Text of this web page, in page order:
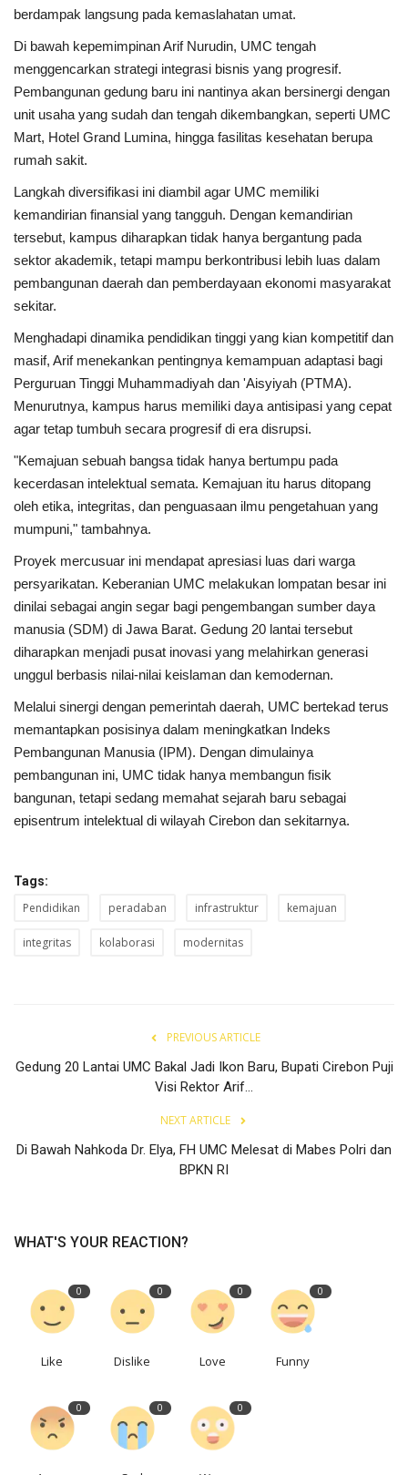
berdampak langsung pada kemaslahatan umat.
Di bawah kepemimpinan Arif Nurudin, UMC tengah
menggencarkan strategi integrasi bisnis yang progresif.
Pembangunan gedung baru ini nantinya akan bersinergi dengan
unit usaha yang sudah dan tengah dikembangkan, seperti UMC
Mart, Hotel Grand Lumina, hingga fasilitas kesehatan berupa
rumah sakit.
Langkah diversifikasi ini diambil agar UMC memiliki
kemandirian finansial yang tangguh. Dengan kemandirian
tersebut, kampus diharapkan tidak hanya bergantung pada
sektor akademik, tetapi mampu berkontribusi lebih luas dalam
pembangunan daerah dan pemberdayaan ekonomi masyarakat
sekitar.
Menghadapi dinamika pendidikan tinggi yang kian kompetitif dan
masif, Arif menekankan pentingnya kemampuan adaptasi bagi
Perguruan Tinggi Muhammadiyah dan 'Aisyiyah (PTMA).
Menurutnya, kampus harus memiliki daya antisipasi yang cepat
agar tetap tumbuh secara progresif di era disrupsi.
"Kemajuan sebuah bangsa tidak hanya bertumpu pada
kecerdasan intelektual semata. Kemajuan itu harus ditopang
oleh etika, integritas, dan penguasaan ilmu pengetahuan yang
mumpuni," tambahnya.
Proyek mercusuar ini mendapat apresiasi luas dari warga
persyarikatan. Keberanian UMC melakukan lompatan besar ini
dinilai sebagai angin segar bagi pengembangan sumber daya
manusia (SDM) di Jawa Barat. Gedung 20 lantai tersebut
diharapkan menjadi pusat inovasi yang melahirkan generasi
unggul berbasis nilai-nilai keislaman dan kemodernan.
Melalui sinergi dengan pemerintah daerah, UMC bertekad terus
memantapkan posisinya dalam meningkatkan Indeks
Pembangunan Manusia (IPM). Dengan dimulainya
pembangunan ini, UMC tidak hanya membangun fisik
bangunan, tetapi sedang memahat sejarah baru sebagai
episentrum intelektual di wilayah Cirebon dan sekitarnya.
Tags:
Pendidikan peradaban infrastruktur kemajuan
integritas kolaborasi modernitas
PREVIOUS ARTICLE
Gedung 20 Lantai UMC Bakal Jadi Ikon Baru, Bupati Cirebon Puji
Visi Rektor Arif...
NEXT ARTICLE
Di Bawah Nahkoda Dr. Elya, FH UMC Melesat di Mabes Polri dan
BPKN RI
WHAT'S YOUR REACTION?
0
Like
0
Dislike
0
Love
0
Funny
0 0 0